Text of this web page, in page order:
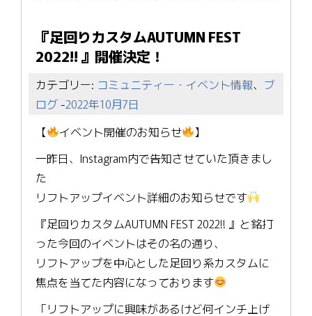
『足回りカスタムAUTUMN FEST
2022!! 』開催決定！
カテゴリー: コミュニティー・イベント情報、 ブ
ログ-2022年10月7日
【
イベント開催のお知らせ
】
一昨日、Instagram内で告知させていた頂きまし
た
リフトアップイベント詳細のお知らせです
『足回りカスタムAUTUMN FEST 2022!! 』と銘打
った今回のイベントはその名の通り、
リフトアップを中心とした足回り系カスタムに
焦点を当てた内容になっております
「リフトアップに興味があるけど何インチ上げ